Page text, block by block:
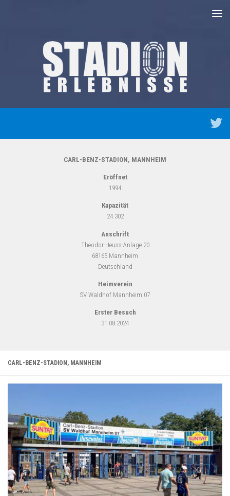
CARL-BENZ-STADION, MANNHEIM
CARL-BENZ-STADION, MANNHEIM
Eröffnet
1994
Kapazität
24.302
Anschrift
Theodor-Heuss-Anlage 20
68165 Mannheim
Deutschland
Heimverein
SV Waldhof Mannheim 07
Erster Besuch
31.08.2024